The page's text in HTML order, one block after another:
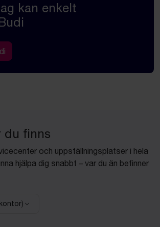
kan enkelt
du finns
och uppställningsplatser i hela
hjälpa dig snabbt – var du än befinner